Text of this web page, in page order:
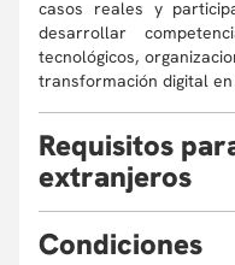
casos reales y
desarrollar
tecnológicos,
transformación digital
Requisitos
extranjeros
presencial o
Condiciones